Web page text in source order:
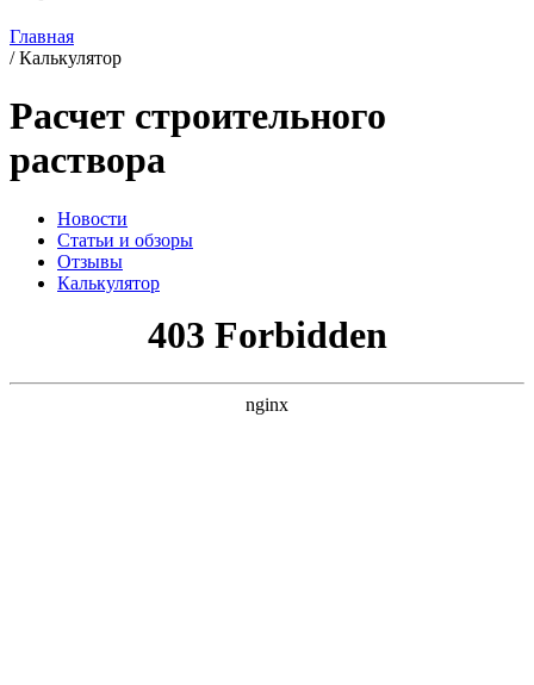
Главная
/ Калькулятор
Расчет строительного
раствора
Новости
Статьи и обзоры
Отзывы
Калькулятор